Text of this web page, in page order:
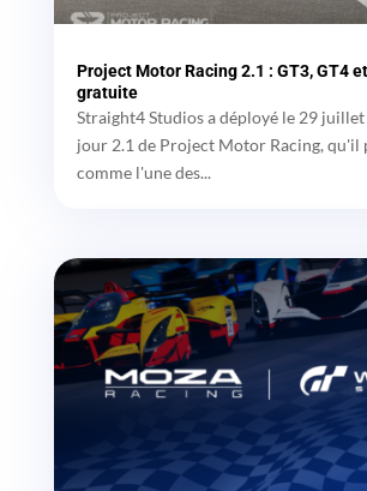
Project Motor Racing 2.1 : GT3, GT4
gratuite
Straight4 Studios a déployé le 29 juillet
jour 2.1 de Project Motor Racing, qu'il
comme l'une des...